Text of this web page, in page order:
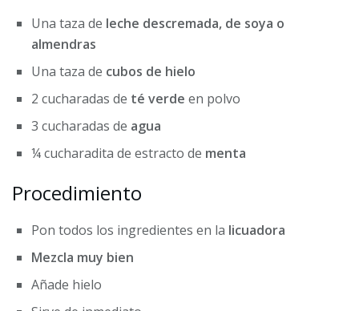
Una taza de leche descremada, de soya o
almendras
Una taza de cubos de hielo
2 cucharadas de té verde en polvo
3 cucharadas de agua
¼ cucharadita de estracto de menta
Procedimiento
Pon todos los ingredientes en la licuadora
Mezcla muy bien
Añade hielo